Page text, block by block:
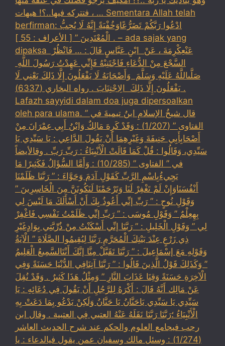
، فتتركه فيها..؟! هيهات … Sementara Allah telah
berfirman: ادْعُوا رَبَّكُمْ تَضَرُّعًاوَخُفْيَةً إِنَّهُ لَا يُحِبُّ
الْمُعْتَدِينَ ” [ الأعراف : 55 ] . – ada sajak yang
dipaksa ‏عَنْ‏‏عِكْرِمَةَ ‏، ‏عَنْ ‏ ‏ابْنِ عَبَّاسٍ ‏‏قَالَ : … فَانْظُرْ ‏‏
السَّجْعَ ‏‏مِنْ الدُّعَاءِ فَاجْتَنِبْهُ فَإِنِّي عَهِدْتُ رَسُولَ اللَّهِ ‏
‏صَلَّىاللَّهُ عَلَيْهِ وَسَلَّمَ ‏ ‏وَأَصْحَابَهُ لَا يَفْعَلُونَ إِلَّا ذَلِكَ ‏‏يَعْنِي لَا
يَفْعَلُونَ إِلَّا ذَلِكَ ‏ ‏الِاجْتِنَابَ . رواه البخاري (6337) .
Lafazh sayyidi dalam doa juga dipersoalkan
oleh para ulama. قال شيخُ الإسلامِ ابنُ تيميةَ في ”
الفتاوى ” (1/207) : وَقَدْ كَرِهَ مَالِكٌ وَابْنُ أَبِي عِمْرَانَ مِنْ
أَصْحَابِأَبِي حَنِيفَةَ وَغَيْرِهِمَا أَنْ يَقُولَ الدَّاعِي : يَا سَيِّدِي يَا
سَيِّدِي، وَقَالُوا : قُلْ كَمَا قَالَتْ الْأَنْبِيَاءُ : رَبِّ رَبِّ . وقالأيضاً
في ” الفتاوى ” (10/285) : وَأَمَّا السُّؤَالُ فَكَثِيرًا مَا
يَجِيءُبِاسْمِ الرَّبِّ كَقَوْلِ آدَمَ وَحَوَّاءَ : ” رَبَّنَا ظَلَمْنَا
أَنْفُسَنَاوَإِنْ لَمْ تَغْفِرْ لَنَا وَتَرْحَمْنَا لَنَكُونَنَّ مِنَ الْخَاسِرِينَ ”
وَقَوْلِ نُوحٍ : ” رَبِّ إنِّي أَعُوذُ بِكَ أَنْ أَسْأَلَكَ مَا لَيْسَ لِي
بِهِعِلْمٌ ” وَقَوْلِ مُوسَى : ” رَبِّ إنِّي ظَلَمْتُ نَفْسِي فَاغْفِرْ
لِي ” وَقَوْلِ الْخَلِيلِ : ” رَبَّنَا إنِّي أَسْكَنْتُ مِنْ ذُرِّيَّتِي بِوَادٍغَيْرِ
ذِي زَرْعٍ عِنْدَ بَيْتِكَ الْمُحَرَّمِ رَبَّنَا لِيُقِيمُوا الصَّلَاةَ ” الْآيَةُ
وَقَوْلِهِ مَعَ إسْمَاعِيلَ : ” رَبَّنَا تَقَبَّلْ مِنَّا إنَّكَ أَنْتَالسَّمِيعُ الْعَلِيمُ
” وَكَذَلِكَ قَوْلُ الَّذِينَ قَالُوا : ” رَبَّنَا آتِنَافِي الدُّنْيَا حَسَنَةً وَفِي
الْآخِرَةِ حَسَنَةً وَقِنَا عَذَابَ النَّارِ ” وَمِثْلُ هَذَا كَثِيرٌ . وَقَدْ نُقِلَ
عَنْ مَالِك أَنَّهُ قَالَ : أَكْرَهُ لِلرَّجُلِ أَنْ يَقُولَ فِي دُعَائِهِ : يَا
سَيِّدِي يَا سَيِّدِي يَاحَنَّانُ يَا حَنَّانُ وَلَكِنْ يَدْعُو بِمَا دَعَتْ بِهِ
الْأَنْبِيَاءُ ؛رَبَّنَا رَبَّنَا نَقَلَهُ عَنْهُ العتبي فِي العتبية . وقال ابن
رجب فيجامع العلوم والحكم عند شرح الحديث العاشر
(1/274) : وسئل مالك وسفيان عمن يقول فيالدعاء : يا